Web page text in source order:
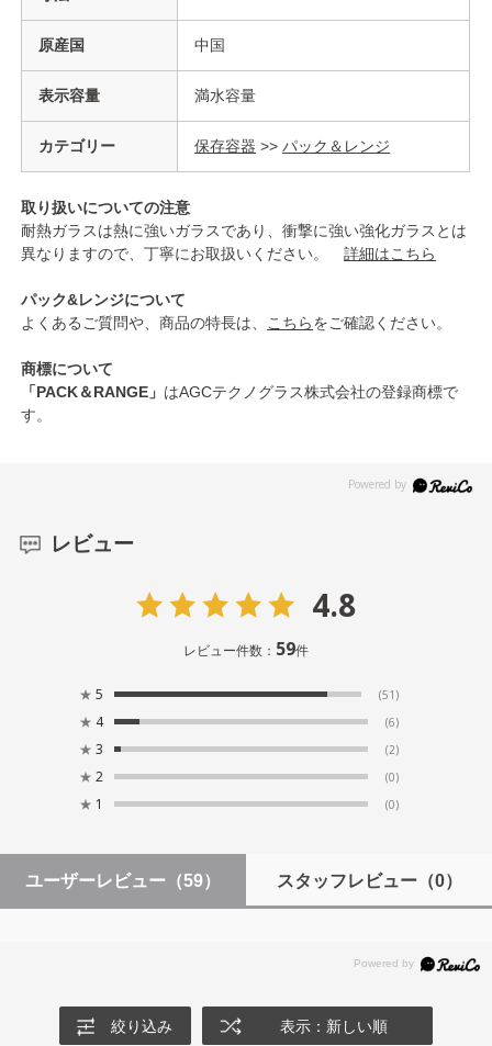
原産国 中国
表示容量 満水容量
カテゴリー 保存容器 >>パック＆レンジ
取り扱いについての注意
耐熱ガラスは熱に強いガラスであり、衝撃に強い強化ガラスとは
異なりますので、丁寧にお取扱いください。詳細はこちら
パック&レンジについて
よくあるご質問や、商品の特長は、 こちらをご確認ください。
商標について
「PACK＆RANGE」 はAGCテクノグラス株式会社の登録商標で
す。
レビュー
4.8
レビュー件数： 59件
★ 5 (51)
★ 4 (6)
★ 3 (2)
★ 2 (0)
★ 1 (0)
ユーザーレビュー （59） スタッフレビュー（0）
絞り込み 表示：新しい順